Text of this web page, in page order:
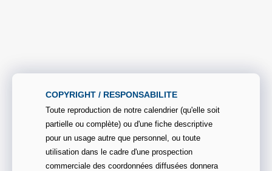
COPYRIGHT / RESPONSABILITE
Toute reproduction de notre calendrier (qu'elle soit
partielle ou complète) ou d'une fiche descriptive
pour un usage autre que personnel, ou toute
utilisation dans le cadre d'une prospection
commerciale des coordonnées diffusées donnera